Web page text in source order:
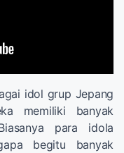
idol grup Jepang
memiliki banyak
para idola
begitu banyak